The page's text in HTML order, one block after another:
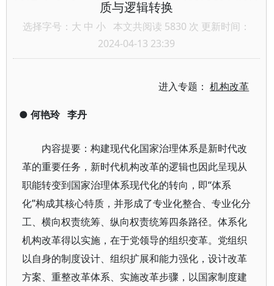
质与逻辑转换
选择字号： 大 中 小 本文共阅读 5830 次 更新时间：
2024-04-13 23:39
进入专题：机构改革
● 何艳玲 李丹
内容提要：构建现代化国家治理体系是新时代改
革的重要任务，新时代机构改革的逻辑也因此呈现从
职能转变到国家治理体系现代化的转向，即“体系
化”构成其核心特质，并形成了专业化整合、专业化分
工、横向权责统筹、纵向权责统筹四条路径。体系化
机构改革得以实施，在于党领导的组织变革。党组织
以自身的制度设计、组织扩展和能力强化，设计改革
方案、重整改革体系、实施改革步骤，以国家制度建